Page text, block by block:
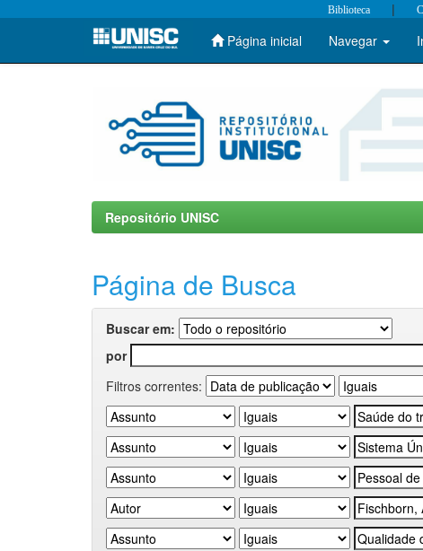
Skip
Biblioteca |
Página inicial Navegar
Repositório UNISC
Página de Busca
Buscar em:
por
Filtros correntes: